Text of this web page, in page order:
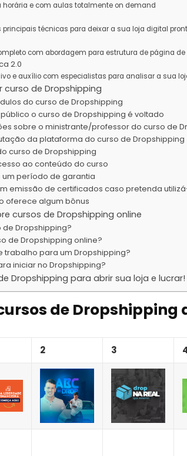
horária e com aulas totalmente on demand
principais técnicas para deixar a sua loja digital
com abordagem para estrutura de página
2.0
e auxílio com especialistas para analisar a sua
de Dropshipping
do curso de Dropshipping
o curso de Dropshipping é voltado
sobre o ministrante/professor do curso de
da plataforma do curso de Dropshipping
curso de Dropshipping
ao conteúdo do curso
um período de garantia
emissão de certificados caso pretenda
oferece algum bônus
cursos de Dropshipping online
de Dropshipping?
de Dropshipping online?
trabalho para um Dropshipping?
iniciar no Dropshipping?
Dropshipping para abrir sua loja e lucrar!
de Dropshipping
2 3